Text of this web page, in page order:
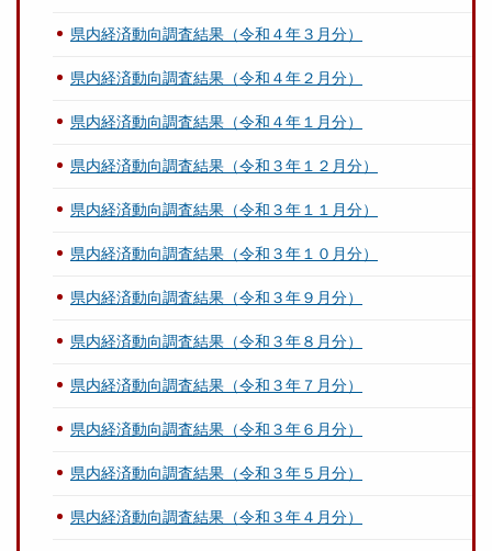
県内経済動向調査結果（令和４年３月分）
県内経済動向調査結果（令和４年２月分）
県内経済動向調査結果（令和４年１月分）
県内経済動向調査結果（令和３年１２月分）
県内経済動向調査結果（令和３年１１月分）
県内経済動向調査結果（令和３年１０月分）
県内経済動向調査結果（令和３年９月分）
県内経済動向調査結果（令和３年８月分）
県内経済動向調査結果（令和３年７月分）
県内経済動向調査結果（令和３年６月分）
県内経済動向調査結果（令和３年５月分）
県内経済動向調査結果（令和３年４月分）